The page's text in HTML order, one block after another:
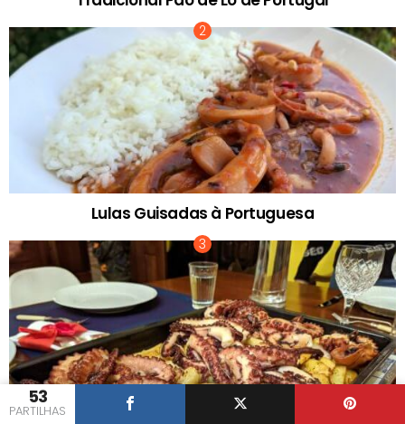
53
PARTILHAS
Lulas Guisadas à Portuguesa